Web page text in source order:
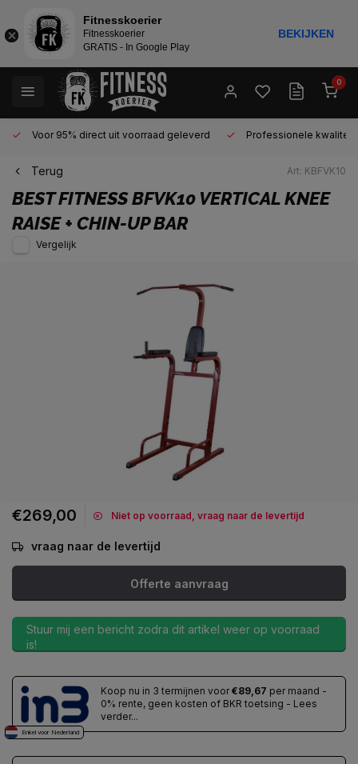
0
Voor 95% direct uit voorraad geleverd Professionele kwaliteit
Terug Art: KBFVK10
BEST FITNESSBFVK10 VERTICAL KNEE
RAISE + CHIN-UP BAR
Vergelijk
€269,00 Niet op voorraad, vraag naar de levertijd
vraag naar de levertijd
Offerte aanvraag
Stuur mij een bericht zodra dit artikel weer op voorraad
is!
Enkel voor Nederland
Koop nu in 3 termijnen voor €89,67 per maand -
0% rente, geen kosten of BKR toetsing - Lees
verder...
Fitnesskoerier
Fitnesskoerier
GRATIS - In Google Play
BEKIJKEN